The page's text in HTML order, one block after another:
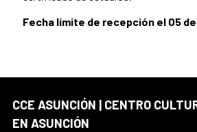
Fecha límite de recepción el 05
CCE ASUNCIÓN | CENTRO
EN ASUNCIÓN